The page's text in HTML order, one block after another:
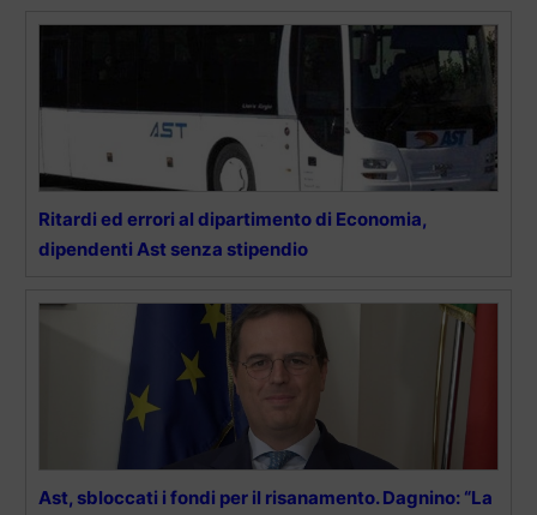
Ritardi ed errori al dipartimento di Economia,
dipendenti Ast senza stipendio
Ast, sbloccati i fondi per il risanamento. Dagnino: “La